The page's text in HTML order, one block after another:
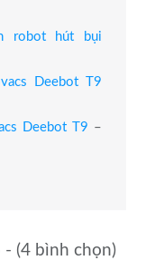
robot hút bụi
Deebot T9
Deebot T9 –
(4 bình chọn)